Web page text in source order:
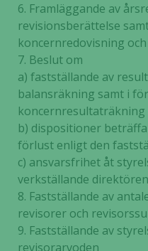
6. Framläggande av
revisionsberättelse
koncernredovisning
7. Beslut om
a) fastställande av
balansräkning samt i
b) dispositioner
förlust enligt den
c) ansvarsfrihet åt
verkställande
8. Fastställande av
revisorer och
9. Fastställande av
revisorarvoden